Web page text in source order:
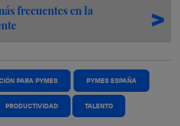
frecuentes en la
PARA PYMES PYMES ESPAÑA
PRODUCTIVIDAD TALENTO